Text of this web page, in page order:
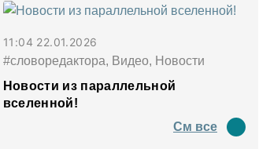
11:04 22.01.2026
#словоредактора, Видео, Новости
Новости из параллельной
вселенной!
См все